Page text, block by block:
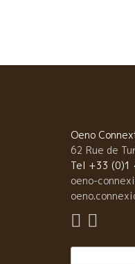
Oeno
62 Rue de
Tel +33 (0)1
oeno-